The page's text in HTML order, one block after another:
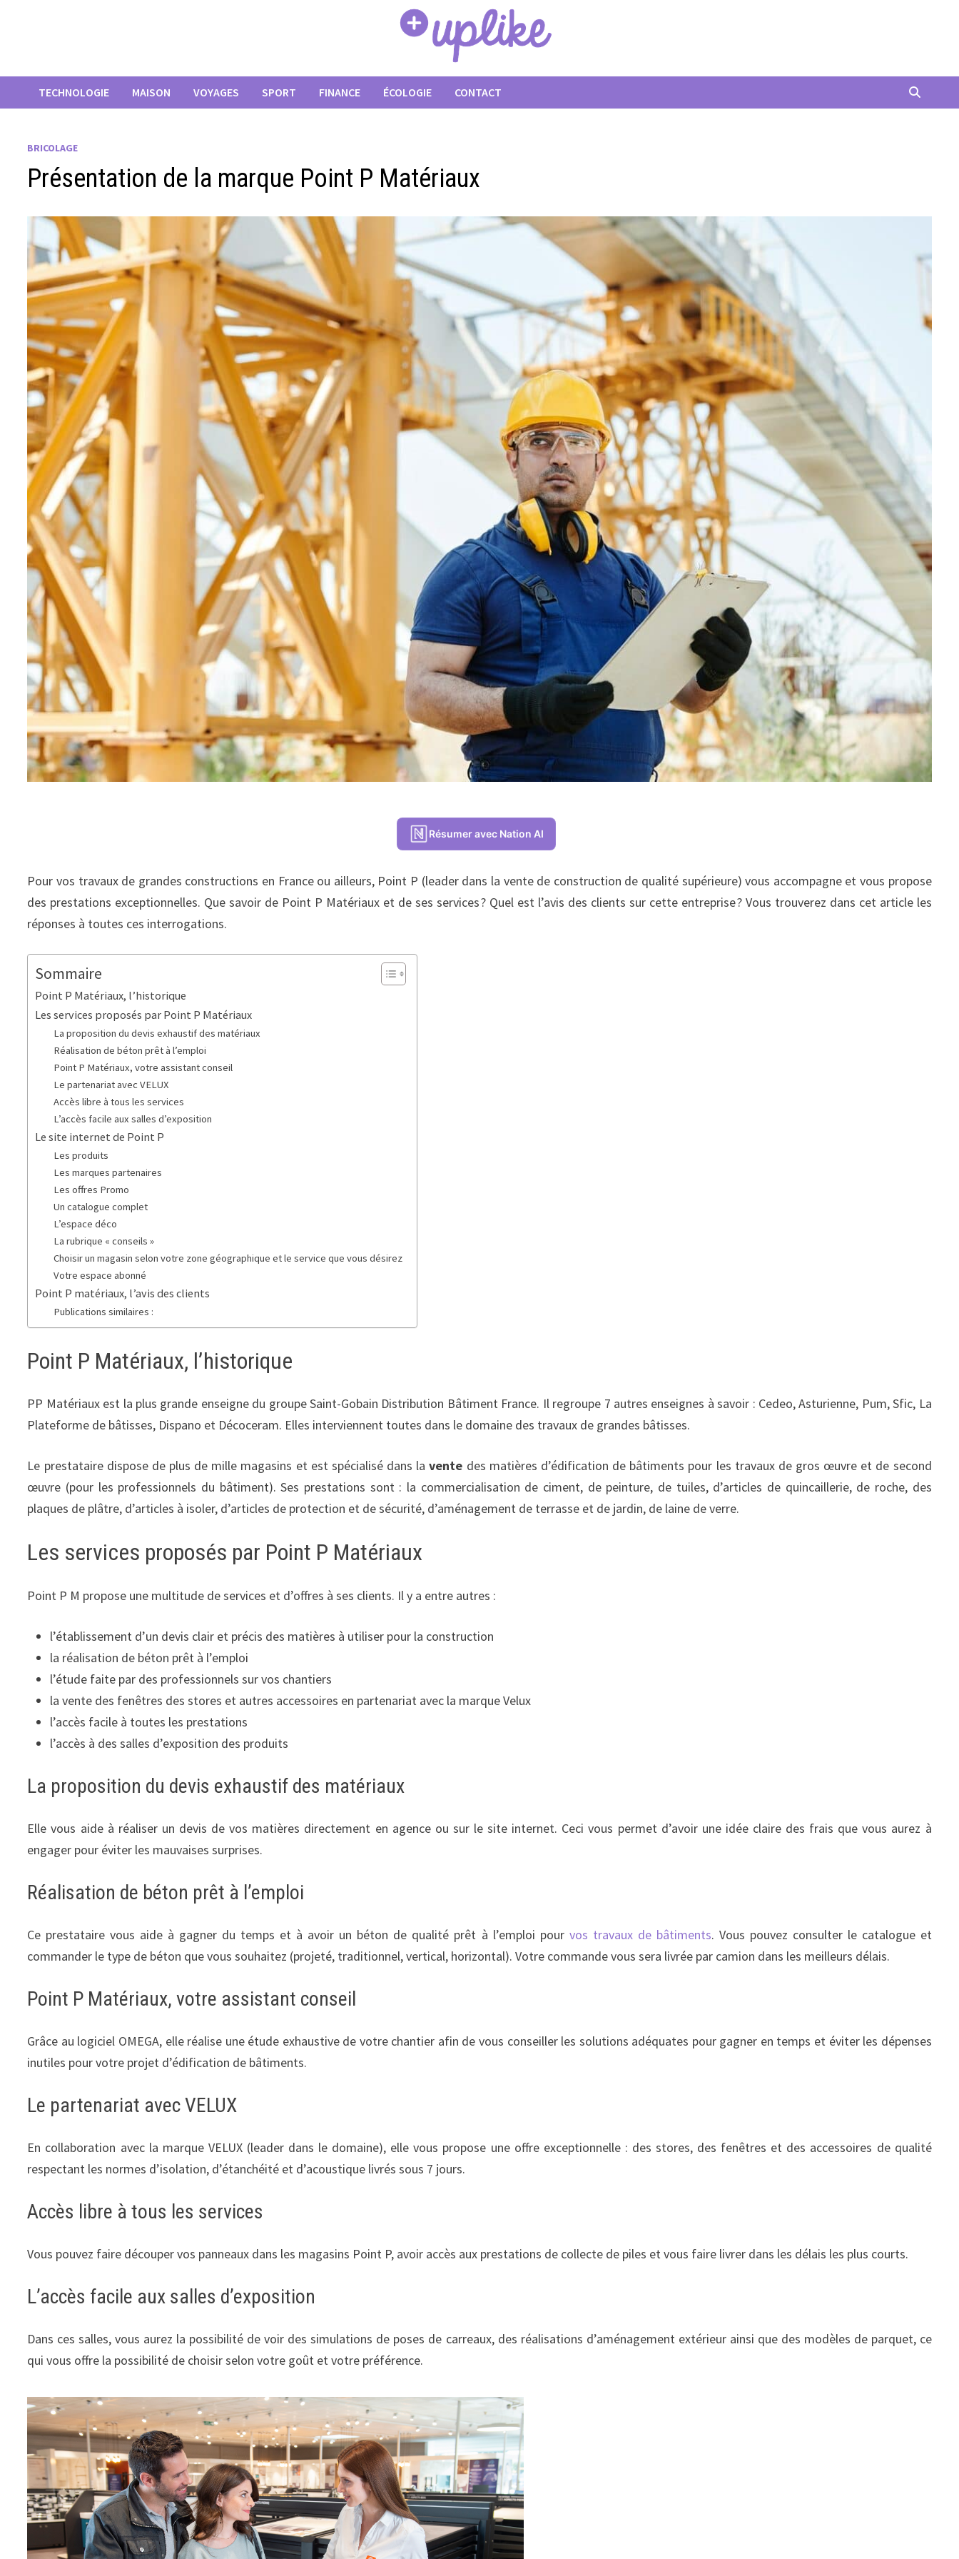
TECHNOLOGIE MAISON VOYAGES SPORT FINANCE ÉCOLOGIE CONTACT
BRICOLAGE
Présentation de la marque Point P Matériaux
Résumer avec Nation AI
Pour vos travaux de grandes constructions en France ou ailleurs, Point P (leader dans la vente de construction de qualité supérieure) vous accompagne et vous propose
des prestations exceptionnelles. Que savoir de Point P Matériaux et de ses services ? Quel est l’avis des clients sur cette entreprise ? Vous trouverez dans cet article les
réponses à toutes ces interrogations.
Sommaire
Point P Matériaux, l’historique
Les services proposés par Point P Matériaux
La proposition du devis exhaustif des matériaux
Réalisation de béton prêt à l’emploi
Point P Matériaux, votre assistant conseil
Le partenariat avec VELUX
Accès libre à tous les services
L’accès facile aux salles d’exposition
Le site internet de Point P
Les produits
Les marques partenaires
Les offres Promo
Un catalogue complet
L’espace déco
La rubrique « conseils »
Choisir un magasin selon votre zone géographique et le service que vous désirez
Votre espace abonné
Point P matériaux, l’avis des clients
Publications similaires :
Point P Matériaux, l’historique
PP Matériaux est la plus grande enseigne du groupe Saint-Gobain Distribution Bâtiment France. Il regroupe 7 autres enseignes à savoir : Cedeo, Asturienne, Pum, Sfic, La
Plateforme de bâtisses, Dispano et Décoceram. Elles interviennent toutes dans le domaine des travaux de grandes bâtisses.
Le prestataire dispose de plus de mille magasins et est spécialisé dans lavente des matières d’édification de bâtiments pour les travaux de gros œuvre et de second
œuvre (pour les professionnels du bâtiment). Ses prestations sont : la commercialisation de ciment, de peinture, de tuiles, d’articles de quincaillerie, de roche, des
plaques de plâtre, d’articles à isoler, d’articles de protection et de sécurité, d’aménagement de terrasse et de jardin, de laine de verre.
Les services proposés par Point P Matériaux
Point P M propose une multitude de services et d’offres à ses clients. Il y a entre autres :
l’établissement d’un devis clair et précis des matières à utiliser pour la construction
la réalisation de béton prêt à l’emploi
l’étude faite par des professionnels sur vos chantiers
la vente des fenêtres des stores et autres accessoires en partenariat avec la marque Velux
l’accès facile à toutes les prestations
l’accès à des salles d’exposition des produits
La proposition du devis exhaustif des matériaux
Elle vous aide à réaliser un devis de vos matières directement en agence ou sur le site internet. Ceci vous permet d’avoir une idée claire des frais que vous aurez à
engager pour éviter les mauvaises surprises.
Réalisation de béton prêt à l’emploi
Ce prestataire vous aide à gagner du temps et à avoir un béton de qualité prêt à l’emploi pour vos travaux de bâtiments. Vous pouvez consulter le catalogue et
commander le type de béton que vous souhaitez (projeté, traditionnel, vertical, horizontal). Votre commande vous sera livrée par camion dans les meilleurs délais.
Point P Matériaux, votre assistant conseil
Grâce au logiciel OMEGA, elle réalise une étude exhaustive de votre chantier afin de vous conseiller les solutions adéquates pour gagner en temps et éviter les dépenses
inutiles pour votre projet d’édification de bâtiments.
Le partenariat avec VELUX
En collaboration avec la marque VELUX (leader dans le domaine), elle vous propose une offre exceptionnelle : des stores, des fenêtres et des accessoires de qualité
respectant les normes d’isolation, d’étanchéité et d’acoustique livrés sous 7 jours.
Accès libre à tous les services
Vous pouvez faire découper vos panneaux dans les magasins Point P, avoir accès aux prestations de collecte de piles et vous faire livrer dans les délais les plus courts.
L’accès facile aux salles d’exposition
Dans ces salles, vous aurez la possibilité de voir des simulations de poses de carreaux, des réalisations d’aménagement extérieur ainsi que des modèles de parquet, ce
qui vous offre la possibilité de choisir selon votre goût et votre préférence.